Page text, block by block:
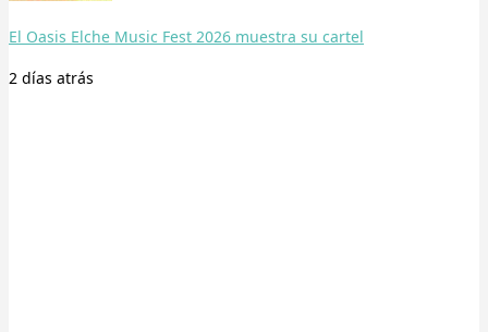
El Oasis Elche Music Fest 2026 muestra su cartel
2 días atrás